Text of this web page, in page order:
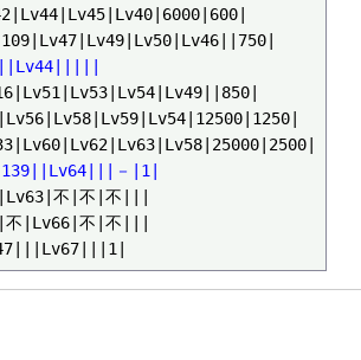
|139||Lv64|||－|1|
不|不|不|||
不|Lv66|不|不|||